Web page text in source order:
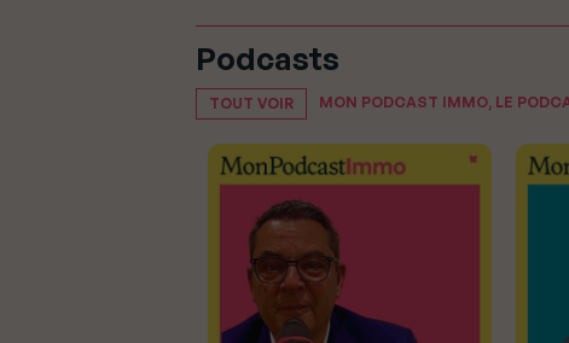
Podcasts
TOUT VOIR MON PODCAST IMMO, LE